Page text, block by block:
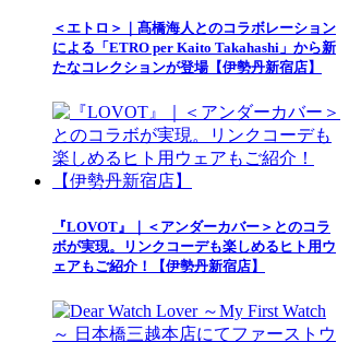
＜エトロ＞｜髙橋海人とのコラボレーション
による「ETRO per Kaito Takahashi」から新
たなコレクションが登場【伊勢丹新宿店】
『LOVOT』｜＜アンダーカバー＞とのコラ
ボが実現。リンクコーデも楽しめるヒト用ウ
ェアもご紹介！【伊勢丹新宿店】